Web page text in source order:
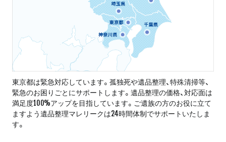
東京都は緊急対応しています。孤独死や遺品整理、特殊清掃等、
緊急のお困りごとにサポートします。遺品整理の価格、対応面は
満足度100%アップを目指しています。ご遺族の方のお役に立て
ますよう遺品整理マレリークは24時間体制でサポートいたしま
す。